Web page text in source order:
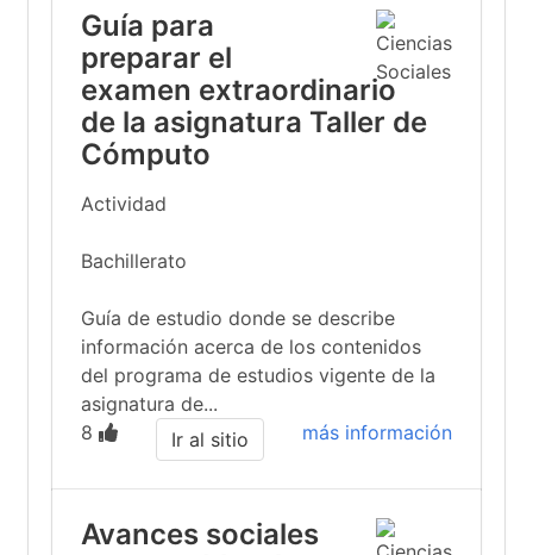
Guía para
preparar el
examen extraordinario
de la asignatura Taller de
Cómputo
Actividad
Bachillerato
Guía de estudio donde se describe
información acerca de los contenidos
del programa de estudios vigente de la
asignatura de...
8
más información
Ir al sitio
Avances sociales